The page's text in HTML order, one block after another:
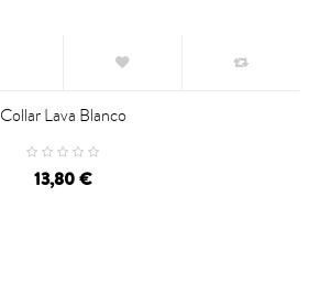
Collar Lava Blanco
13,80 €